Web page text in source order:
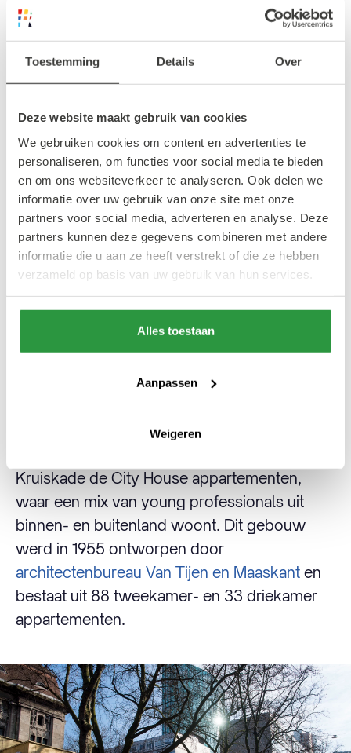
Toestemming Details Over
Deze website maakt gebruik van cookies
We gebruiken cookies om content en advertenties te
personaliseren, om functies voor social media te bieden
en om ons websiteverkeer te analyseren. Ook delen we
informatie over uw gebruik van onze site met onze
partners voor social media, adverteren en analyse. Deze
partners kunnen deze gegevens combineren met andere
informatie die u aan ze heeft verstrekt of die ze hebben
verzameld op basis van uw gebruik van hun services.
Alles toestaan
Aanpassen
Weigeren
groen, kunst en detailhandel te vinden, wat
het een inspirerende plek maakt om te
wonen.
hart van Rotterdam, namelijk de Witte de
Withstraat. Kunstgaleries, restaurants,
winkels en muren vol met kunst zorgen
ervoor dat je je hier nooit zal vervelen.
In Cool-Noord heb je het centrale
winkelgebied met de Lijnbaan, Kruiskade, de
Doelen, het Schouwburgplein en het
appartementencomplex Calypso.
In deze wijk zijn veel woningen gerenoveerd
van wonen in nieuwbouw, met de allure van
Kruiskade de City House appartementen,
waar een mix van young professionals uit
binnen- en buitenland woont. Dit gebouw
werd in 1955 ontworpen door
architectenbureau Van Tijen en Maaskant en
bestaat uit 88 tweekamer- en 33 driekamer
appartementen.